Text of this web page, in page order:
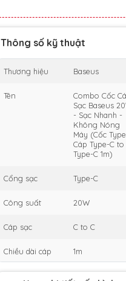
Thông số kỹ thuật
Thương hiệu Baseus
Tên
Combo Cốc
Sạc Baseus
- Sạc Nhanh -
Không Nóng
Máy (Cốc
Cáp Type-C to
Type-C 1m)
Cổng sạc Type-C
Công suất 20W
Cáp sạc C to C
Chiều dài cáp 1m